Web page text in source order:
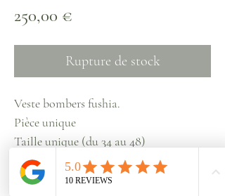
250,00 €
Rupture de stock
Veste bombers fushia.
Pièce unique
Taille unique (du 34 au 48)
Fabriquée avec une robe et un rideau